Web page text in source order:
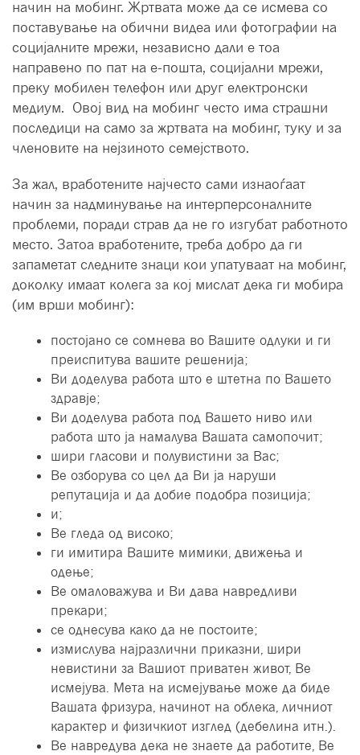
начин на мобинг. Жртвата може да се исмева со
поставување на обични видеа или фотографии на
социјалните мрежи, независно дали е тоа
направено по пат на е-пошта, социјални мрежи,
преку мобилен телефон или друг електронски
медиум. Овој вид на мобинг често има страшни
последици на само за жртвата на мобинг, туку и за
членовите на нејзиното семејството.
За жал, вработените најчесто сами изнаоѓаат
начин за надминување на интерперсоналните
проблеми, поради страв да не го изгубат работното
место. Затоа вработените, треба добро да ги
запаметат следните знаци кои упатуваат на мобинг,
доколку имаат колега за кој мислат дека ги мобира
(им врши мобинг):
постојано се сомнева во Вашите одлуки и ги
преиспитува вашите решенија;
Ви доделува работа што е штетна по Вашето
здравје;
Ви доделува работа под Вашето ниво или
работа што ја намалува Вашата самопочит;
шири гласови и полувистини за Вас;
Ве озборува со цел да Ви ја наруши
репутација и да добие подобра позиција;
и;
Ве гледа од високо;
ги имитира Вашите мимики, движења и
одење;
Ве омаловажува и Ви дава навредливи
прекари;
се однесува како да не постоите;
измислува најразлични приказни, шири
невистини за Вашиот приватен живот, Ве
исмејува. Мета на исмејување може да биде
Вашата фризура, начинот на облека, личниот
карактер и физичкиот изглед (дебелина итн.).
Ве навредува дека не знаете да работите, Ве